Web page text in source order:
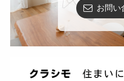
お問い